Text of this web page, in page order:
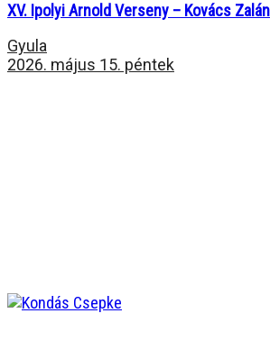
XV. Ipolyi Arnold Verseny – Kovács Zalán
Gyula
2026. május 15. péntek